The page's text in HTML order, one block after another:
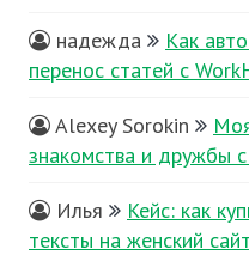
надежда
Как
перенос статей с
Alexey Sorokin
знакомства и дружбы
Илья
Кейс: как
тексты на женский